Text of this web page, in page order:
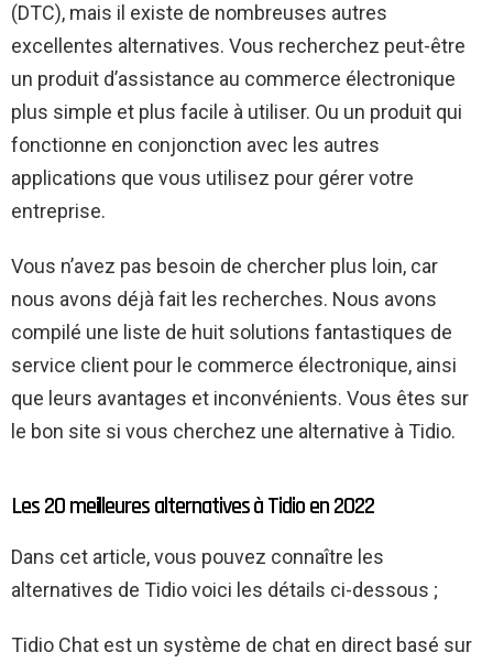
(DTC), mais il existe de nombreuses autres
excellentes alternatives. Vous recherchez peut-être
un produit d’assistance au commerce électronique
plus simple et plus facile à utiliser. Ou un produit qui
fonctionne en conjonction avec les autres
applications que vous utilisez pour gérer votre
entreprise.
Vous n’avez pas besoin de chercher plus loin, car
nous avons déjà fait les recherches. Nous avons
compilé une liste de huit solutions fantastiques de
service client pour le commerce électronique, ainsi
que leurs avantages et inconvénients. Vous êtes sur
le bon site si vous cherchez une alternative à Tidio.
Les 20 meilleures alternatives à Tidio en 2022
Dans cet article, vous pouvez connaître les
alternatives de Tidio voici les détails ci-dessous ;
Tidio Chat est un système de chat en direct basé sur